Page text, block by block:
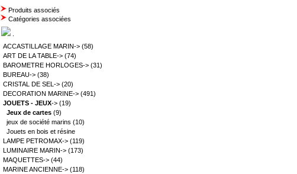
Produits associés
Catégories associées
ACCASTILLAGE MARIN-> (58)
ART DE LA TABLE-> (74)
BAROMETRE HORLOGES-> (31)
BUREAU-> (38)
CRISTAL DE SEL-> (20)
DECORATION MARINE-> (491)
JOUETS - JEUX-> (19)
Jeux de cartes (9)
jeux de société marins (10)
Jouets en bois et résine
LAMPE PETROMAX-> (119)
LUMINAIRE MARIN-> (173)
MAQUETTES-> (44)
MARINE ANCIENNE-> (118)